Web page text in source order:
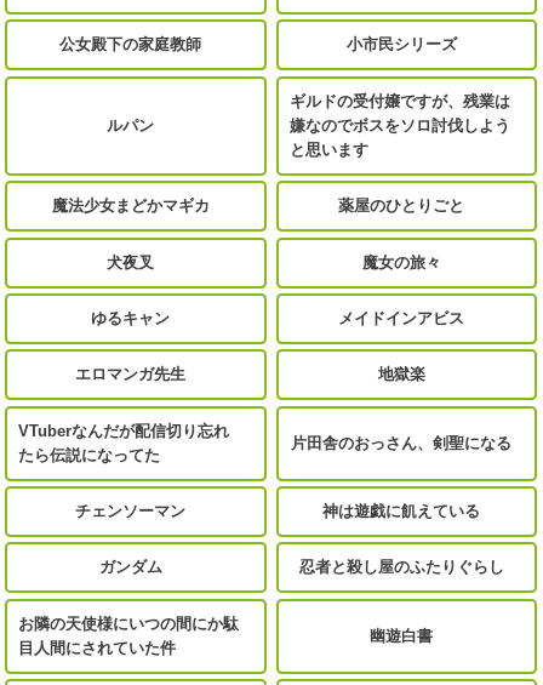
公女殿下の家庭教師 小市民シリーズ
ルパン
ギルドの受付嬢ですが、残業は
嫌なのでボスをソロ討伐しよう
と思います
魔法少女まどかマギカ 薬屋のひとりごと
犬夜叉 魔女の旅々
ゆるキャン メイドインアビス
エロマンガ先生 地獄楽
VTuberなんだが配信切り忘れ
たら伝説になってた
片田舎のおっさん、剣聖になる
チェンソーマン 神は遊戯に飢えている
ガンダム 忍者と殺し屋のふたりぐらし
お隣の天使様にいつの間にか駄
目人間にされていた件
幽遊白書